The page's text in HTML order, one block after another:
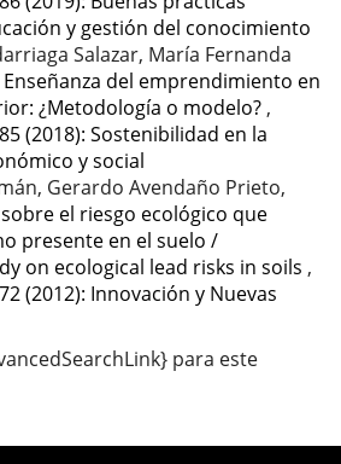
y gestión del conocimiento
Salazar, María Fernanda
Enseñanza del emprendimiento en
¿Metodología o modelo? ,
(2018): Sostenibilidad en la
y social
Gerardo Avendaño Prieto,
el riesgo ecológico que
presente en el suelo /
on ecological lead risks in soils ,
(2012): Innovación y Nuevas
para este